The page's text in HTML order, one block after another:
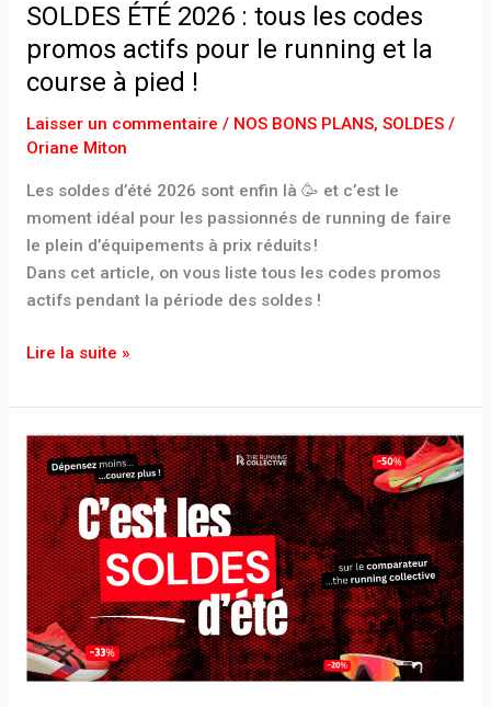
SOLDES ÉTÉ 2026 : tous les codes
promos actifs pour le running et la
course à pied !
Laisser un commentaire / NOS BONS PLANS, SOLDES/
Oriane Miton
Les soldes d’été 2026 sont enfin là 🥳 et c’est le
moment idéal pour les passionnés de running de faire
le plein d’équipements à prix réduits !
Dans cet article, on vous liste tous les codes promos
actifs pendant la période des soldes !
le
running
et
la
course
à
Lire la suite »
Soldes
été
2026
:
quelles
chaussures
de
trail
sont